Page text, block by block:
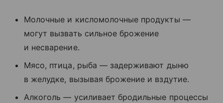
Молочные и кисломолочные продукты —
могут вызвать сильное брожение
и несварение.
Мясо, птица, рыба — задерживают дыню
в желудке, вызывая брожение и вздутие.
Алкоголь — усиливает бродильные процессы